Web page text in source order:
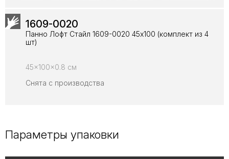
1609-0020
Панно Лофт Стайл 1609-0020 45х100 (комплект из 4
шт)
45x100x0.8 см
Снята с производства
Параметры упаковки